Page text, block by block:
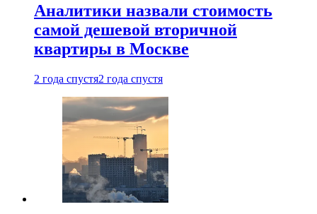
Аналитики назвали стоимость
самой дешевой вторичной
квартиры в Москве
2 года спустя2 года спустя